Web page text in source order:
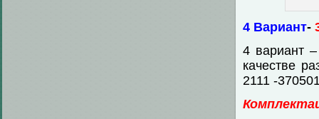
4 Вариант-
4 вариант
качестве
2111 -